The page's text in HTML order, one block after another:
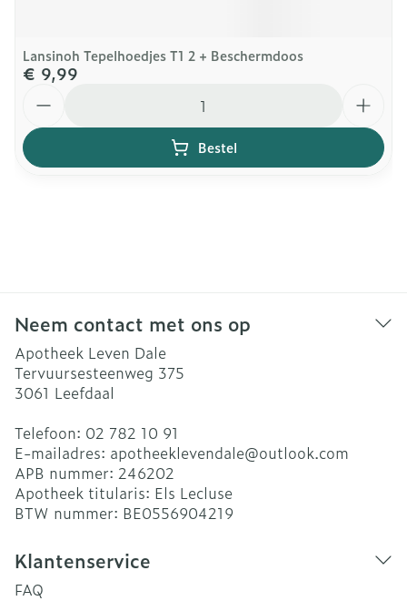
Lansinoh Tepelhoedjes T1 2 + Beschermdoos
€ 9,99
Bestel
Neem contact met ons op
Apotheek Leven Dale
Tervuursesteenweg 375
3061 Leefdaal
Telefoon: 02 782 10 91
E-mailadres: apotheeklevendale@outlook.com
APB nummer: 246202
Apotheek titularis: Els Lecluse
BTW nummer: BE0556904219
Klantenservice
FAQ